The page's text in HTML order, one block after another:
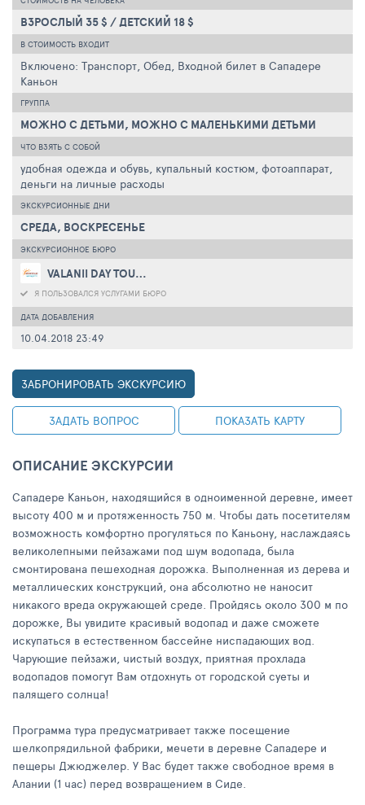
ВЗРОСЛЫЙ 35 $ / ДЕТСКИЙ 18 $
В СТОИМОСТЬ ВХОДИТ
Включено: Транспорт, Обед, Входной билет в Сападере
Каньон
ГРУППА
МОЖНО C ДЕТЬМИ, МОЖНО C МАЛЕНЬКИМИ ДЕТЬМИ
ЧТО ВЗЯТЬ С СОБОЙ
удобная одежда и обувь, купальный костюм, фотоаппарат,
деньги на личные расходы
ЭКСКУРСИОННЫЕ ДНИ
СРЕДА, ВОСКРЕСЕНЬЕ
ЭКСКУРСИОННОЕ БЮРО
VALANII DAY TOURS
Я ПОЛЬЗОВАЛСЯ УСЛУГАМИ БЮРО
ДАТА ДОБАВЛЕНИЯ
10.04.2018 23:49
ЗАБРОНИРОВАТЬ ЭКСКУРСИЮ
ЗАДАТЬ ВОПРОС ПОКАЗАТЬ КАРТУ
ОПИСАНИЕ ЭКСКУРСИИ
Сападере Каньон, находящийся в одноименной деревне, имеет
высоту 400 м и протяженность 750 м. Чтобы дать посетителям
возможность комфортно прогуляться по Каньону, наслаждаясь
великолепными пейзажами под шум водопада, была
смонтирована пешеходная дорожка. Выполненная из дерева и
металлических конструкций, она абсолютно не наносит
никакого вреда окружающей среде. Пройдясь около 300 м по
дорожке, Вы увидите красивый водопад и даже сможете
искупаться в естественном бассейне ниспадающих вод.
Чарующие пейзажи, чистый воздух, приятная прохлада
водопадов помогут Вам отдохнуть от городской суеты и
палящего солнца!
Программа тура предусматривает также посещение
шелкопрядильной фабрики, мечети в деревне Сападере и
пещеры Джюджелер. У Вас будет также свободное время в
Алании (1 час) перед возвращением в Сиде.